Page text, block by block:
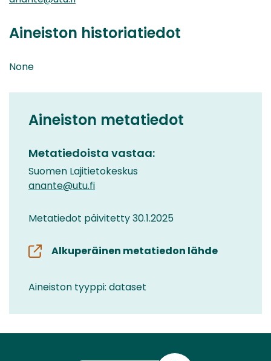
Aineiston historiatiedot
None
Aineiston metatiedot
Metatiedoista vastaa:
Suomen Lajitietokeskus
anante@utu.fi
Metatiedot päivitetty 30.1.2025
Alkuperäinen metatiedon lähde
Aineiston tyyppi: dataset